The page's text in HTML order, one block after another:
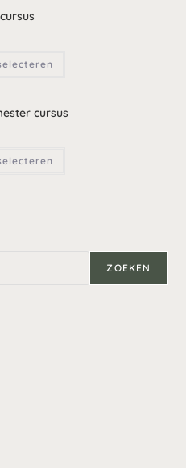
cursus
ZOEKEN